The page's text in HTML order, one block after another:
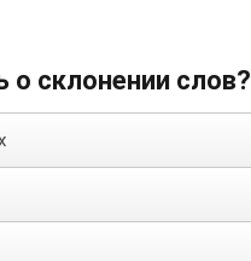
о склонении слов?